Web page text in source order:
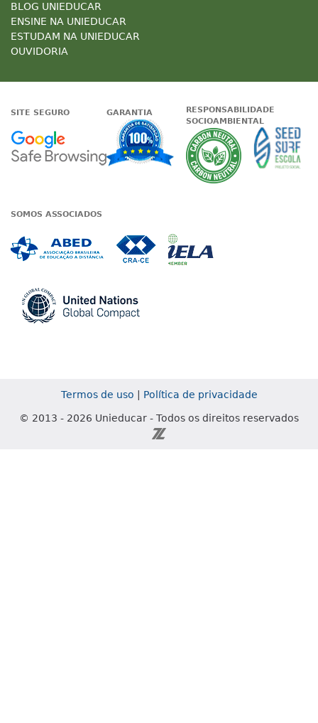
BLOG UNIEDUCAR
ENSINE NA UNIEDUCAR
ESTUDAM NA UNIEDUCAR
OUVIDORIA
SITE SEGURO
Google - Status do site no
GARANTIA
Garantia de
RESPONSABILIDADE
SOCIOAMBIENTAL
A
SOMOS ASSOCIADOS
Termos de uso Política de privacidade
© 2013 - 2026 Unieducar - Todos os direitos reservados